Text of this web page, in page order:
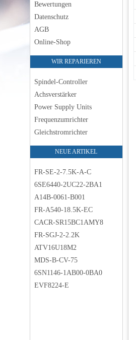
Bewertungen
Datenschutz
AGB
Online-Shop
WIR REPARIEREN
Spindel-Controller
Achsverstärker
Power Supply Units
Frequenzumrichter
Gleichstromrichter
NEUE ARTIKEL
FR-SE-2-7.5K-A-C
6SE6440-2UC22-2BA1
A14B-0061-B001
FR-A540-18.5K-EC
CACR-SR15BC1AMY8
FR-SGJ-2-2.2K
ATV16U18M2
MDS-B-CV-75
6SN1146-1AB00-0BA0
EVF8224-E